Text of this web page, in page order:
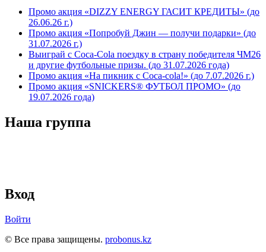
Промо акция «DIZZY ENERGY ГАСИТ КРЕДИТЫ» (до
26.06.26 г.)
Промо акция «Попробуй Джин — получи подарки» (до
31.07.2026 г.)
Выиграй с Coca-Cola поездку в страну победителя ЧМ26
и другие футбольные призы. (до 31.07.2026 года)
Промо акция «На пикник с Coca-cola!» (до 7.07.2026 г.)
Промо акция «SNICKERS® ФУТБОЛ ПРОМО» (до
19.07.2026 года)
Наша группа
Вход
Войти
© Все права защищены. probonus.kz